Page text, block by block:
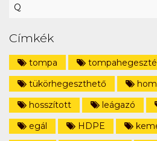
Q
Címkék
tompa
tükörhegeszthető
hosszított
leágazó
egál
HDPE